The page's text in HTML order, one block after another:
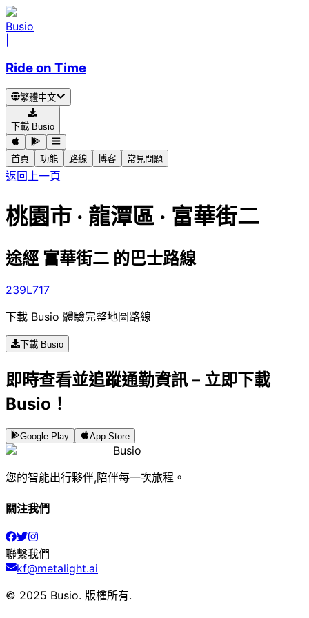
Busio
Ride on Time
繁體中文
下載 Busio
首頁 功能 路線 博客 常見問題
返回上一頁
桃園市 · 龍潭區 · 富華街二
途經 富華街二 的巴士路線
239L717
下載 Busio 體驗完整地圖路線
下載 Busio
即時查看並追蹤通勤資訊 – 立即下載
Busio！
Google Play App Store
Busio
您的智能出行夥伴,陪伴每一次旅程。
關注我們
聯繫我們
kf@metalight.ai
© 2025 Busio. 版權所有.